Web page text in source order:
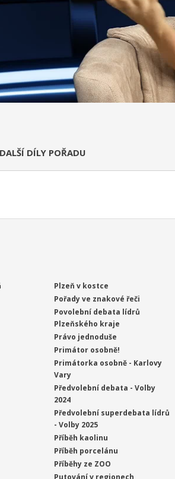
DALŠÍ DÍLY POŘADU
Plzeň v kostce
Pořady ve znakové řeči
Povolební debata lídrů
Plzeňského kraje
Právo jednoduše
Primátor osobně!
Primátorka osobně - Karlovy
Vary
Předvolební debata - Volby
2024
Předvolební superdebata lídrů
- Volby 2025
Příběh kaolinu
Příběh porcelánu
Příběhy ze ZOO